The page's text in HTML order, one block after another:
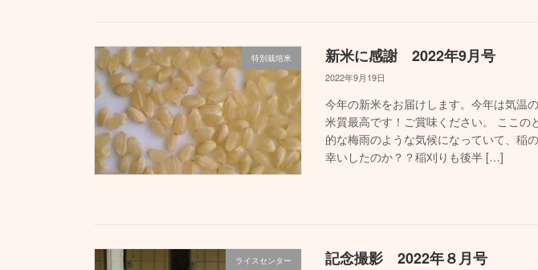
特別栽培米 新米に感謝 2022年9月号
2022年9月19日
今年の新米をお届けします。今年は気温
米質最高です！ご賞味ください。 ここの
的な梅雨のような気候になっていて、稲
幸いしたのか？？稲刈りも後半 […]
ライスセンター 記念撮影 2022年８月号